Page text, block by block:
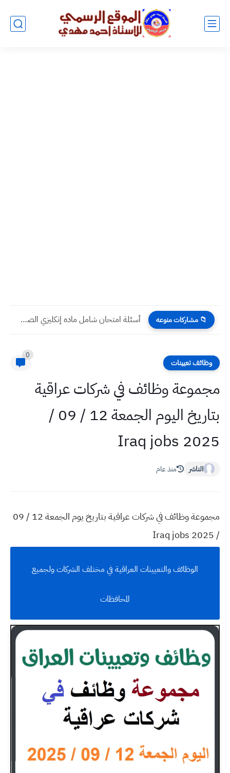
📁 مشاركات منوعه أسئلة امتحان شامل ماده إنكليزي الصف السادس اعدادي مع الحل...
وظائف تعيينات
0
مجموعة وظائف في شركات عراقية
بتاريخ اليوم الجمعة 12 / 09 /
2025 Iraq jobs
الناشر منذ عام
مجموعة وظائف في شركات عراقية بتاريخ يوم الجمعة 12 / 09
/ 2025 Iraq jobs
الوظائف والتعيينات العراقية في مختلف الشركات ولجميع
المحافظات